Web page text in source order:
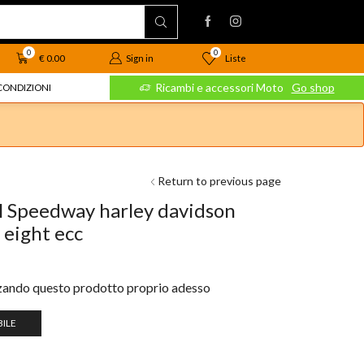
0
€0.00 Sign in
0
Liste
Go shop Ricambi e accessori Moto Go shop
Return to previous page
harley davidson
ecc
questo prodotto proprio adesso